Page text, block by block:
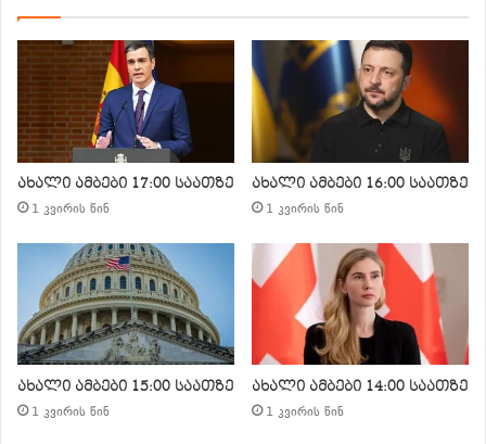
ახალი ამბები 17:00 საათზე
1 კვირის წინ
ახალი ამბები 16:00 საათზე
1 კვირის წინ
ახალი ამბები 15:00 საათზე
1 კვირის წინ
ახალი ამბები 14:00 საათზე
1 კვირის წინ